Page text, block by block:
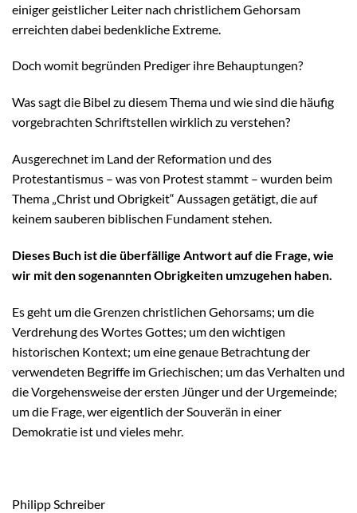
einiger geistlicher Leiter nach christlichem Gehorsam
erreichten dabei bedenkliche Extreme.
Doch womit begründen Prediger ihre Behauptungen?
Was sagt die Bibel zu diesem Thema und wie sind die häufig
vorgebrachten Schriftstellen wirklich zu verstehen?
Ausgerechnet im Land der Reformation und des
Protestantismus – was von Protest stammt – wurden beim
Thema „Christ und Obrigkeit“ Aussagen getätigt, die auf
keinem sauberen biblischen Fundament stehen.
Dieses Buch ist die überfällige Antwort auf die Frage, wie
wir mit den sogenannten Obrigkeiten umzugehen haben.
Es geht um die Grenzen christlichen Gehorsams; um die
Verdrehung des Wortes Gottes; um den wichtigen
historischen Kontext; um eine genaue Betrachtung der
verwendeten Begriffe im Griechischen; um das Verhalten und
die Vorgehensweise der ersten Jünger und der Urgemeinde;
um die Frage, wer eigentlich der Souverän in einer
Demokratie ist und vieles mehr.
Philipp Schreiber